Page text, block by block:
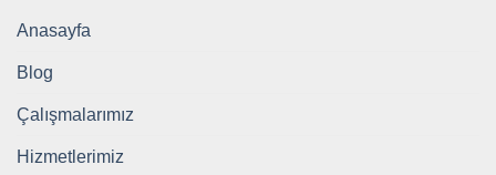
Anasayfa
Blog
Çalışmalarımız
Hizmetlerimiz